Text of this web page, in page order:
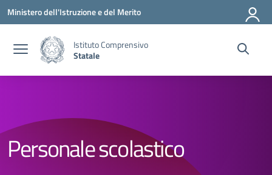
Vai ai contenuti
Vai al menu di navigazione
Vai al footer
Ministero dell'Istruzione e del Merito
Istituto Comprensivo
Statale
Personale scolastico